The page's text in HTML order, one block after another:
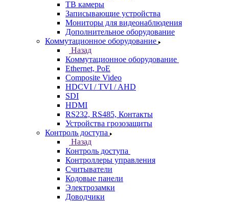
ТВ камеры
Записывающие устройства
Мониторы для видеонаблюдения
Дополнительное оборудование
Коммутационное оборудование
Назад
Коммутационное оборудование
Ethernet, PoE
Composite Video
HDCVI / TVI / AHD
SDI
HDMI
RS232, RS485, Контакты
Устройства грозозащиты
Контроль доступа
Назад
Контроль доступа
Контроллеры управления
Считыватели
Кодовые панели
Электрозамки
Доводчики